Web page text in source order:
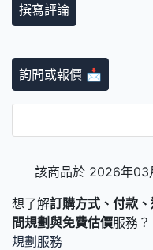
撰寫評論
詢問或報價 📩
該商品於 2026年03
想了解訂購方式、付款
間規劃與免費估價服務？
規劃服務